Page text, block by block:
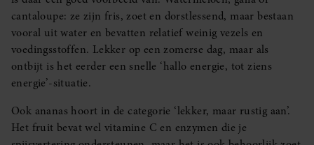
cantaloupe: ze zijn fris, zoet en dorstlessend, maar bestaan
vooral uit water en bevatten relatief weinig vezels en
voedingsstoffen. Lekker op een zomerse dag, maar als
ontbijt is het eerder een snelle ‘hallo energie, tot ziens
energie’-situatie.
Ook ananas hoort in de categorie ‘lekker, maar rustig aan’.
Het fruit bevat wel vitamine C en enzymen die je